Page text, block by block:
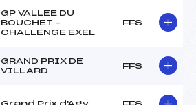
GP VALLEE DU
BOUCHET –
CHALLENGE EXEL
FFS
GRAND PRIX DE
VILLARD
FFS
Grand Prix d'Agy FFS